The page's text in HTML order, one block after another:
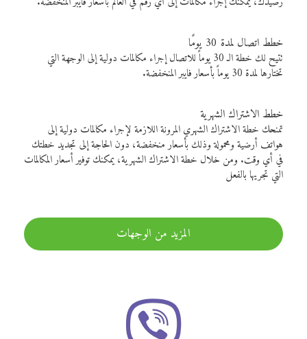
خطط اتصال لمدة 30 يومًا
تتيح لك خطة الـ 30 يوماً للاتصال إجراء مكالمات دولية إلى الوجهة التي
تختارها لمدة 30 يوماً بأسعار فايبر المنخفضة.
خطط الاشتراك الشهرية
تمنحك خطة الاشتراك الشهري المرونة اللازمة لإجراء مكالمات دولية إلى
هواتف أرضية ومحمولة وذلك بأسعار منخفضة، دون الحاجة إلى تجديد خطتك
في أي وقت. ومن خلال خطة الاشتراك الشهرية، يمكنك توفير أسعار المكالمات
التي تجريها بالفعل
المزيد من الوجهات